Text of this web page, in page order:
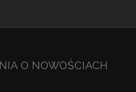
O NOWOŚCIACH